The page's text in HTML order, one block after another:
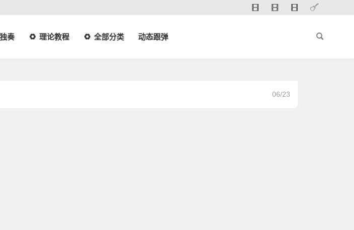
奏 理论教程 全部分类 动态跟弹
06/23